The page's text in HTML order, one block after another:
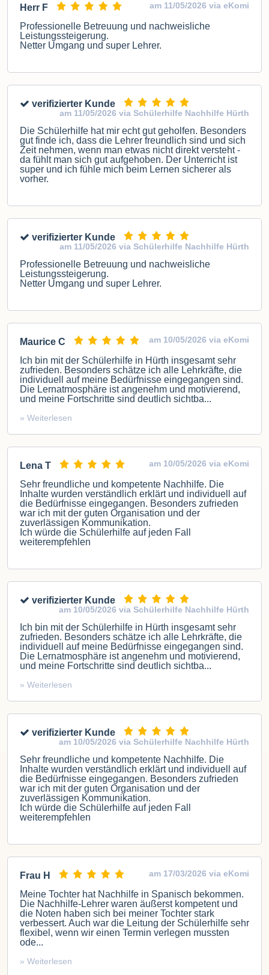
Herr F am 11/05/2026 via eKomi
Professionelle Betreuung und nachweisliche
Leistungssteigerung.
Netter Umgang und super Lehrer.
verifizierter Kunde
am 11/05/2026 via Schülerhilfe Nachhilfe Hürth
Die Schülerhilfe hat mir echt gut geholfen. Besonders
gut finde ich, dass die Lehrer freundlich sind und sich
Zeit nehmen, wenn man etwas nicht direkt versteht -
da fühlt man sich gut aufgehoben. Der Unterricht ist
super und ich fühle mich beim Lernen sicherer als
vorher.
verifizierter Kunde
am 11/05/2026 via Schülerhilfe Nachhilfe Hürth
Professionelle Betreuung und nachweisliche
Leistungssteigerung.
Netter Umgang und super Lehrer.
Maurice C am 10/05/2026 via eKomi
Ich bin mit der Schülerhilfe in Hürth insgesamt sehr
zufrieden. Besonders schätze ich alle Lehrkräfte, die
individuell auf meine Bedürfnisse eingegangen sind.
Die Lernatmosphäre ist angenehm und motivierend,
und meine Fortschritte sind deutlich sichtba...
» Weiterlesen
Lena T am 10/05/2026 via eKomi
Sehr freundliche und kompetente Nachhilfe. Die
Inhalte wurden verständlich erklärt und individuell auf
die Bedürfnisse eingegangen. Besonders zufrieden
war ich mit der guten Organisation und der
zuverlässigen Kommunikation.
Ich würde die Schülerhilfe auf jeden Fall
weiterempfehlen
verifizierter Kunde
am 10/05/2026 via Schülerhilfe Nachhilfe Hürth
Ich bin mit der Schülerhilfe in Hürth insgesamt sehr
zufrieden. Besonders schätze ich alle Lehrkräfte, die
individuell auf meine Bedürfnisse eingegangen sind.
Die Lernatmosphäre ist angenehm und motivierend,
und meine Fortschritte sind deutlich sichtba...
» Weiterlesen
verifizierter Kunde
am 10/05/2026 via Schülerhilfe Nachhilfe Hürth
Sehr freundliche und kompetente Nachhilfe. Die
Inhalte wurden verständlich erklärt und individuell auf
die Bedürfnisse eingegangen. Besonders zufrieden
war ich mit der guten Organisation und der
zuverlässigen Kommunikation.
Ich würde die Schülerhilfe auf jeden Fall
weiterempfehlen
Frau H am 17/03/2026 via eKomi
Meine Tochter hat Nachhilfe in Spanisch bekommen.
Die Nachhilfe-Lehrer waren äußerst kompetent und
die Noten haben sich bei meiner Tochter stark
verbessert. Auch war die Leitung der Schülerhilfe sehr
flexibel, wenn wir einen Termin verlegen mussten
ode...
» Weiterlesen